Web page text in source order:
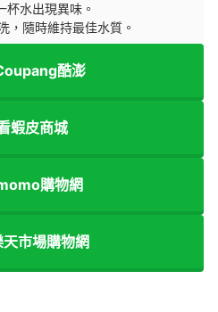
杯水出現異味。
，隨時維持最佳水質。
酷澎
蝦皮商城
購物網
市場購物網